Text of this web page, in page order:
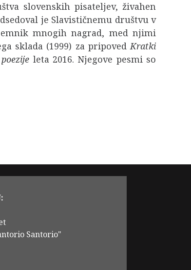
slovenskih pisateljev, živahen
je Slavističnemu društvu v
mnogih nagrad, med njimi
sklada (1999) za pripovedKratki
leta 2016. Njegove pesmi so
Santorio"